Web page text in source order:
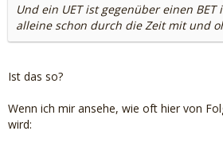
Und ein UET ist gegenüber einen
alleine schon durch die Zeit mit und
Ist das so?
Wenn ich mir ansehe, wie oft hier von
wird: